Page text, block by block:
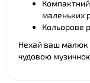
Компактний
маленьких
Кольорове
Нехай ваш малюк
чудовою
❤